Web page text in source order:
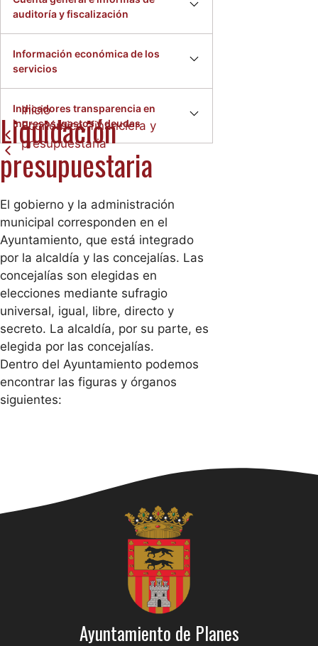
auditoría y fiscalización
Información económica de los
servicios
Indicadores transparencia en
ingresos, gastos y deudas
Inicio
Económica, financiera y
presupuestaria
Liquidación
presupuestaria
El gobierno y la administración
municipal corresponden en el
Ayuntamiento, que está integrado
por la alcaldía y las concejalías. Las
concejalías son elegidas en
elecciones mediante sufragio
universal, igual, libre, directo y
secreto. La alcaldía, por su parte, es
elegida por las concejalías.
Dentro del Ayuntamiento podemos
encontrar las figuras y órganos
siguientes:
Ayuntamiento de Planes